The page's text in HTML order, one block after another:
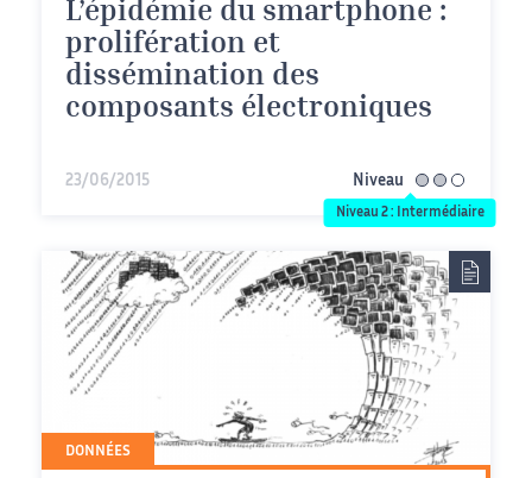
L’épidémie du smartphone :
prolifération et
dissémination des
composants électroniques
23/06/2015 Niveau intermédiaire
Niveau 2 : Intermédiaire
DONNÉES